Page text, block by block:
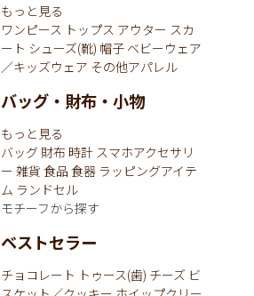
もっと見る
ワンピース トップス アウター スカ
ート シューズ(靴) 帽子 ベビーウェア
／キッズウェア その他アパレル
バッグ・財布・小物
もっと見る
バッグ 財布 時計 スマホアクセサリ
ー 雑貨 食品 食器 ラッピングアイテ
ム ランドセル
モチーフから探す
ベストセラー
チョコレート トゥース(歯) チーズ ビ